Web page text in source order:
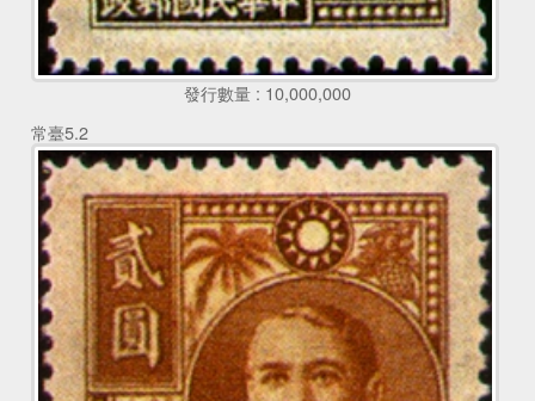
發行數量 : 10,000,000
常臺5.2